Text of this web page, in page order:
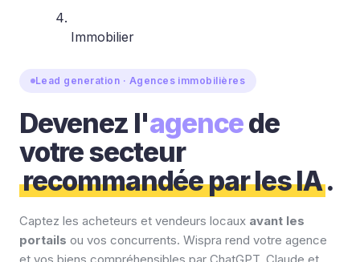
Immobilier
Lead generation · Agences immobilières
Devenez l'agencede
votre secteur
recommandée par les IA.
Captez les acheteurs et vendeurs locaux avant les
portails ou vos concurrents. Wispra rend votre agence